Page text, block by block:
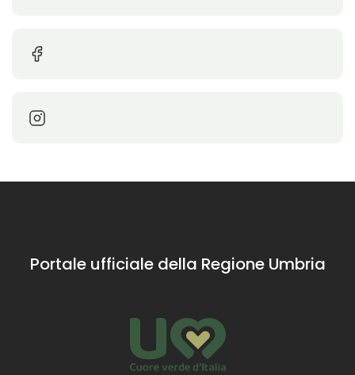
Portale ufficiale della Regione Umbria